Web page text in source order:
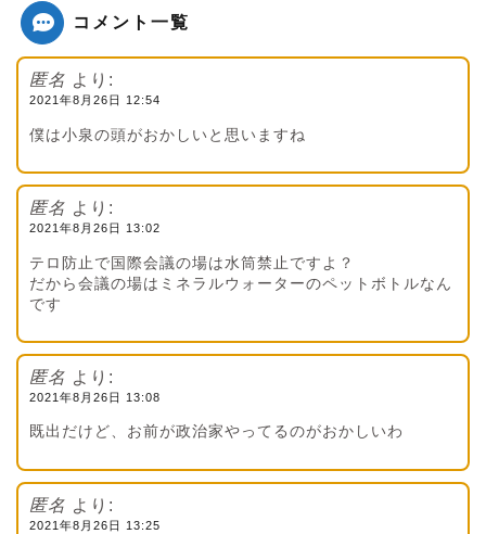
コメント一覧
匿名 より:
2021年8月26日 12:54
僕は小泉の頭がおかしいと思いますね
匿名 より:
2021年8月26日 13:02
テロ防止で国際会議の場は水筒禁止ですよ？
だから会議の場はミネラルウォーターのペットボトルなん
です
匿名 より:
2021年8月26日 13:08
既出だけど、お前が政治家やってるのがおかしいわ
匿名 より:
2021年8月26日 13:25